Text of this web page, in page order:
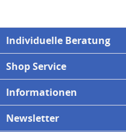
Individuelle Beratung
Shop Service
Informationen
Newsletter